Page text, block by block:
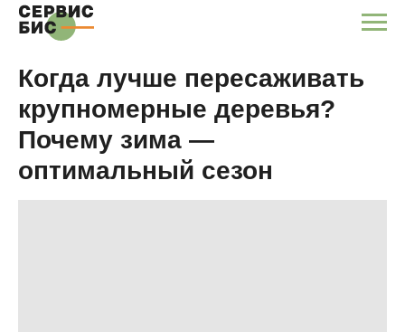
Когда лучше пересаживать
крупномерные деревья?
Почему зима —
оптимальный сезон